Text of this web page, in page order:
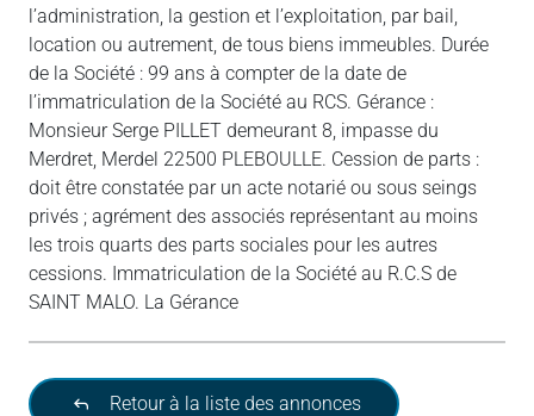
l’administration, la gestion et l’exploitation, par bail,
location ou autrement, de tous biens immeubles. Durée
de la Société : 99 ans à compter de la date de
l’immatriculation de la Société au RCS. Gérance :
Monsieur Serge PILLET demeurant 8, impasse du
Merdret, Merdel 22500 PLEBOULLE. Cession de parts :
doit être constatée par un acte notarié ou sous seings
privés ; agrément des associés représentant au moins
les trois quarts des parts sociales pour les autres
cessions. Immatriculation de la Société au R.C.S de
SAINT MALO. La Gérance
Retour à la liste des annonces